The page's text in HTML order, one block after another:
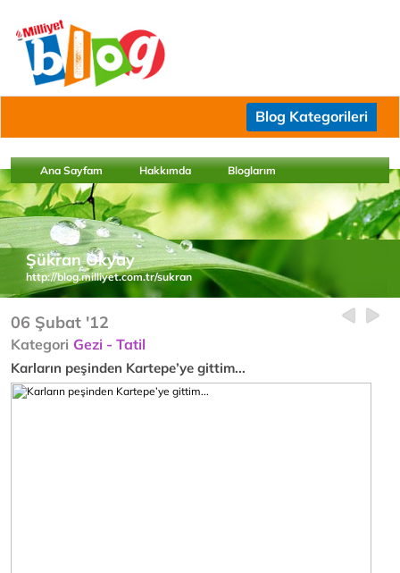
Blog Kategorileri
Ana Sayfam Hakkımda Bloglarım
Şükran Okyay
http://blog.milliyet.com.tr/sukran
06 Şubat '12
Kategori Gezi - Tatil
Karların peşinden Kartepe’ye gittim...